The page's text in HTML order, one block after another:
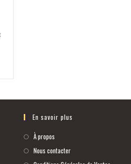
En savoir plus
À propos
Nous contacter